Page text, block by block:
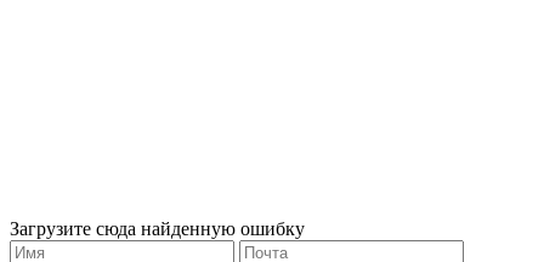
Загрузите сюда найденную ошибку